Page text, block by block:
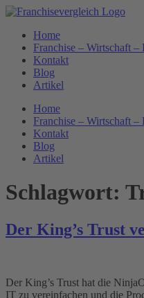
Zum
springenHome
Franchise – Wirtschaft –
Kontakt
Blog
Artikel
Home
Franchise – Wirtschaft –
Kontakt
Blog
Artikel
Schlagwort:
Der King’s Trust
Der King’s Trust hat die
IT zu vereinfachen und die